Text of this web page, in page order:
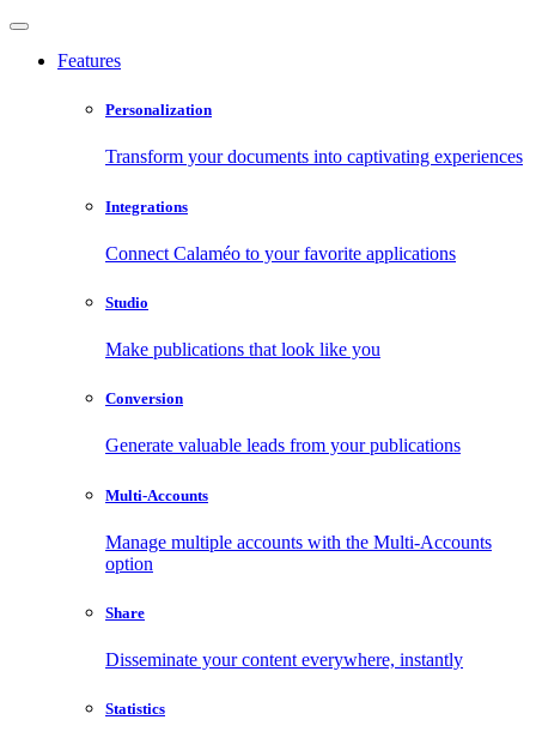
Features
Personalization
Transform your documents into captivating experiences
Integrations
Connect Calaméo to your favorite applications
Studio
Make publications that look like you
Conversion
Generate valuable leads from your publications
Multi-Accounts
Manage multiple accounts with the Multi-Accounts
option
Share
Disseminate your content everywhere, instantly
Statistics